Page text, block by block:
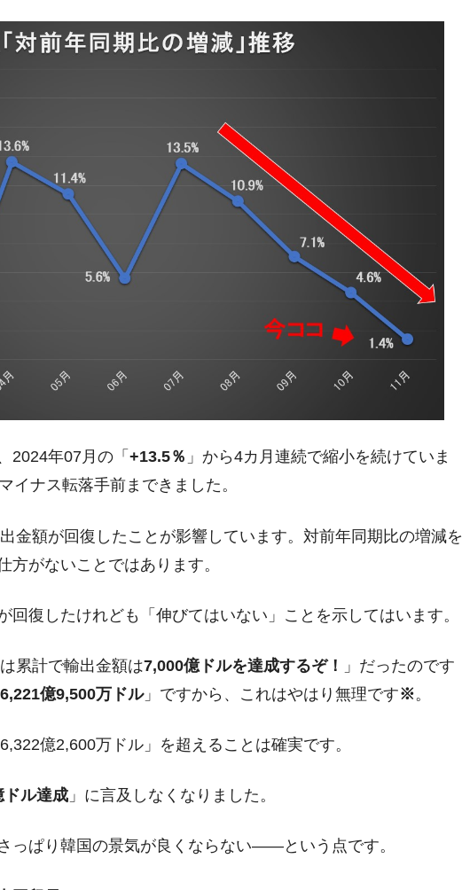
』ズブズブ沈む。営業利益80.2％も減少
出している都道府県とは？
？
で勝利騎手がもらえる賞金とは？
モチーフとは？
ばずに終わりそうなスーパーリーグとは？
山以前に最高位だった選手とは？
2024年07月の「 +13.5％ 」から4カ月連続で縮小を続けていま
イナス転落手前まできました。
金額が回復したことが影響しています。対前年同期比の増減を
がないことではあります。
回復したけれども「伸びてはいない」ことを示してはいます。
累計で輸出金額は7,000億ドルを達成するぞ！
」だったのです
6,221億9,500万ドル」ですから、これはやはり無理です※。
億2,600万ドル」を超えることは確実です。
ドル達成 」に言及しなくなりました。
っぱり韓国の景気が良くならない――という点です。